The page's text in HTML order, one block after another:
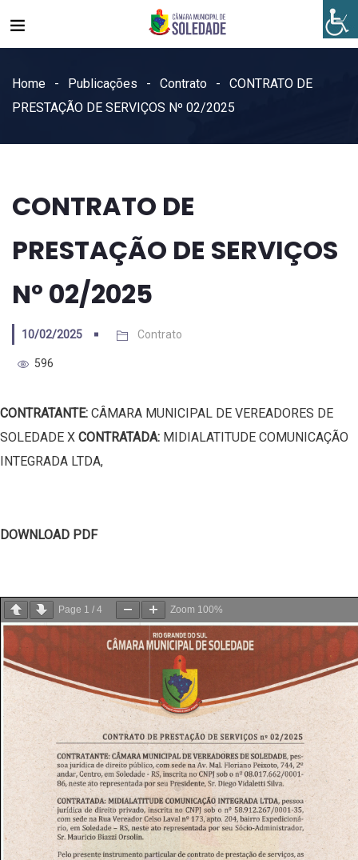
Home Publicações Contrato
CONTRATO DE
PRESTAÇÃO DE SERVIÇOS Nº 02/2025
CONTRATO DE
PRESTAÇÃO DE SERVIÇOS
Nº 02/2025
10/02/2025 Contrato
596
CONTRATANTE: CÂMARA MUNICIPAL DE VEREADORES DE
SOLEDADE X CONTRATADA: MIDIALATITUDE COMUNICAÇÃO
INTEGRADA LTDA,
DOWNLOAD PDF
Page 1 / 4 Zoom 100%